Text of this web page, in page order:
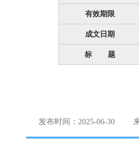
有效期限
成文日期
标 题
发布时间：2025-06-30